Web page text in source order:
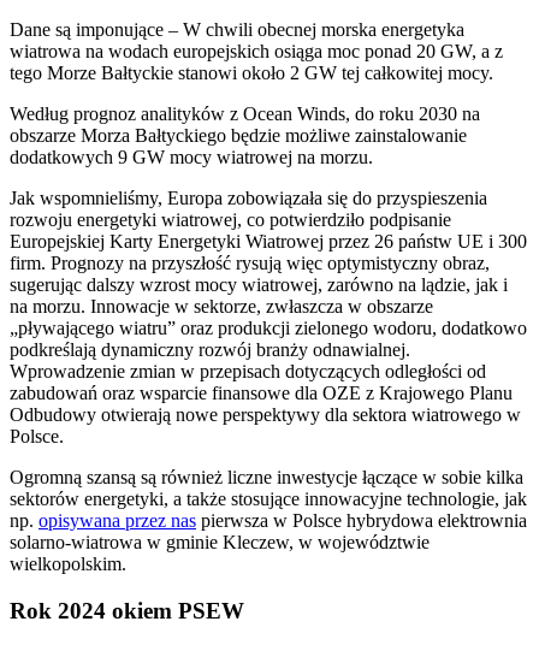
Dane są imponujące – W chwili obecnej morska energetyka
wiatrowa na wodach europejskich osiąga moc ponad 20 GW, a z
tego Morze Bałtyckie stanowi około 2 GW tej całkowitej mocy.
Według prognoz analityków z Ocean Winds, do roku 2030 na
obszarze Morza Bałtyckiego będzie możliwe zainstalowanie
dodatkowych 9 GW mocy wiatrowej na morzu.
Jak wspomnieliśmy, Europa zobowiązała się do przyspieszenia
rozwoju energetyki wiatrowej, co potwierdziło podpisanie
Europejskiej Karty Energetyki Wiatrowej przez 26 państw UE i 300
firm. Prognozy na przyszłość rysują więc optymistyczny obraz,
sugerując dalszy wzrost mocy wiatrowej, zarówno na lądzie, jak i
na morzu. Innowacje w sektorze, zwłaszcza w obszarze
„pływającego wiatru” oraz produkcji zielonego wodoru, dodatkowo
podkreślają dynamiczny rozwój branży odnawialnej.
Wprowadzenie zmian w przepisach dotyczących odległości od
zabudowań oraz wsparcie finansowe dla OZE z Krajowego Planu
Odbudowy otwierają nowe perspektywy dla sektora wiatrowego w
Polsce.
Ogromną szansą są również liczne inwestycje łączące w sobie kilka
sektorów energetyki, a także stosujące innowacyjne technologie, jak
np. opisywana przez nas pierwsza w Polsce hybrydowa elektrownia
solarno-wiatrowa w gminie Kleczew, w województwie
wielkopolskim.
Rok 2024 okiem PSEW